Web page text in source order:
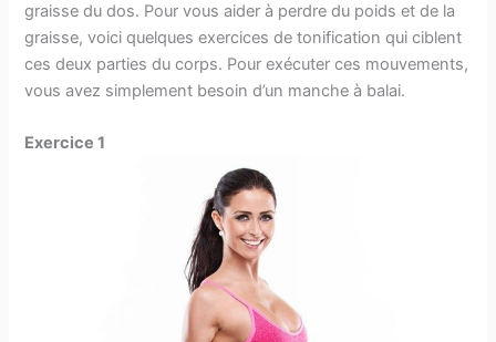
graisse du dos. Pour vous aider à perdre du poids et de la
graisse, voici quelques exercices de tonification qui ciblent
ces deux parties du corps. Pour exécuter ces mouvements,
vous avez simplement besoin d’un manche à balai.
Exercice 1